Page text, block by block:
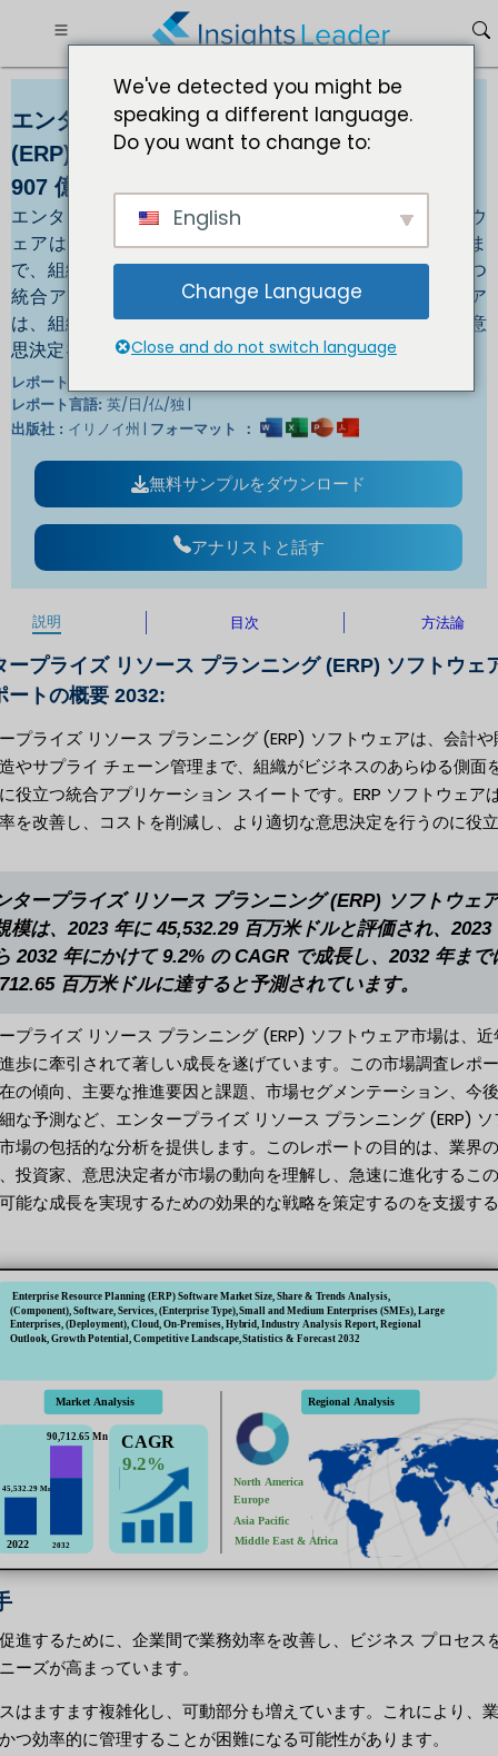
エンタープライズ リソース プランニング
(ERP) ソフトウェア市場規模 2032 年までに
907 億 1,265 万予測
エンタープライズ リソース プランニング (ERP) ソフトウ
ェアは、会計や財務から製造やサプライ チェーン管理ま
で、組織がビジネスのあらゆる側面を管理するのに役立つ
統合アプリケーション スイートです。ERP ソフトウェア
は、組織が効率を改善し、コストを削減し、より適切な意
思決定を行うのに役立ちます。
レポートID :
レポート言語: 英/日/仏/独 |
出版社 : イリノイ州 | フォーマット ：
無料サンプルをダウンロード
アナリストと話す
説明 目次 方法論
ープライズ リソース プランニング (ERP) ソフトウェ
ートの概要 2032:
プライズ リソース プランニング (ERP) ソフトウェアは、会計
やサプライ チェーン管理まで、組織がビジネスのあらゆる側面
役立つ統合アプリケーション スイートです。ERP ソフトウェア
を改善し、コストを削減し、より適切な意思決定を行うのに役
タープライズ リソース プランニング (ERP) ソフトウェ
模は、2023 年に 45,532.29 百万米ドルと評価され、2023
2032 年にかけて 9.2% の CAGR で成長し、2032 年まで
百万米ドルに達すると予測されています。
プライズ リソース プランニング (ERP) ソフトウェア市場は、
歩に牽引されて著しい成長を遂げています。この市場調査レポ
の傾向、主要な推進要因と課題、市場セグメンテーション、今
な予測など、エンタープライズ リソース プランニング (ERP)
場の包括的な分析を提供します。このレポートの目的は、業界
投資家、意思決定者が市場の動向を理解し、急速に進化するこ
能な成長を実現するための効果的な戦略を策定するのを支援す
進するために、企業間で業務効率を改善し、ビジネス プロセス
ーズが高まっています。
はますます複雑化し、可動部分も増えています。これにより、
つ効率的に管理することが困難になる可能性があります。
We've detected you might be
speaking a different language.
Do you want to change to:
English
Change Language
Close and do not switch language